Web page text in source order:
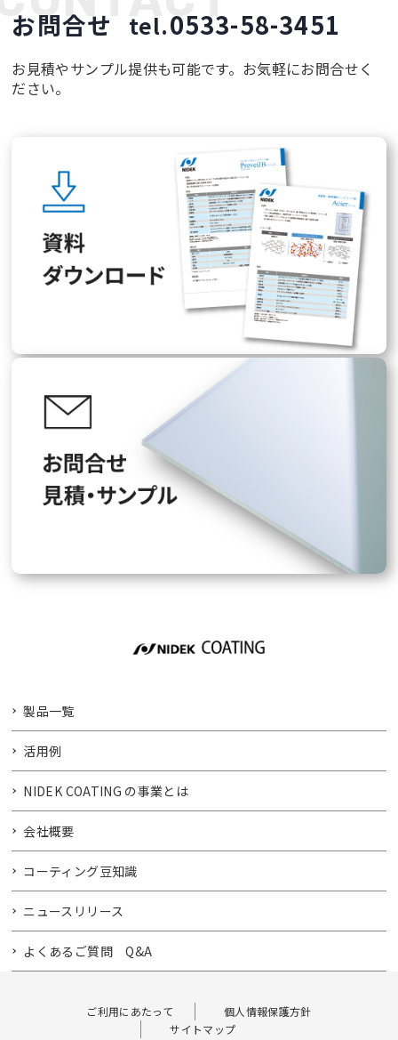
お問合せ tel.0533-58-3451
お見積やサンプル提供も可能です。お気軽にお問合せく
ださい。
製品一覧
活用例
NIDEK COATING の事業とは
会社概要
コーティング豆知識
ニュースリリース
よくあるご質問 Q&A
ご利用にあたって
個人情報保護方針
サイトマップ